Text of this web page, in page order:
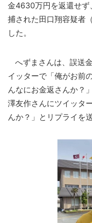
金4630万円を返還せず
捕された田口翔容疑者
した。
へずまさんは、誤送
イッターで「俺がお前
んなにお金返さんか？
澤友作さんにツイッタ
んか？」とリプライを